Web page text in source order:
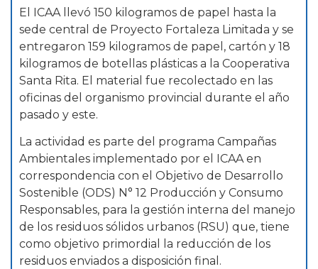
El ICAA llevó 150 kilogramos de papel hasta la
sede central de Proyecto Fortaleza Limitada y se
entregaron 159 kilogramos de papel, cartón y 18
kilogramos de botellas plásticas a la Cooperativa
Santa Rita. El material fue recolectado en las
oficinas del organismo provincial durante el año
pasado y este.
La actividad es parte del programa Campañas
Ambientales implementado por el ICAA en
correspondencia con el Objetivo de Desarrollo
Sostenible (ODS) N° 12 Producción y Consumo
Responsables, para la gestión interna del manejo
de los residuos sólidos urbanos (RSU) que, tiene
como objetivo primordial la reducción de los
residuos enviados a disposición final.